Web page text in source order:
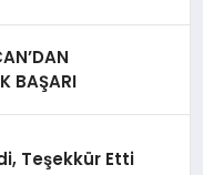
BAŞARI
Teşekkür Etti